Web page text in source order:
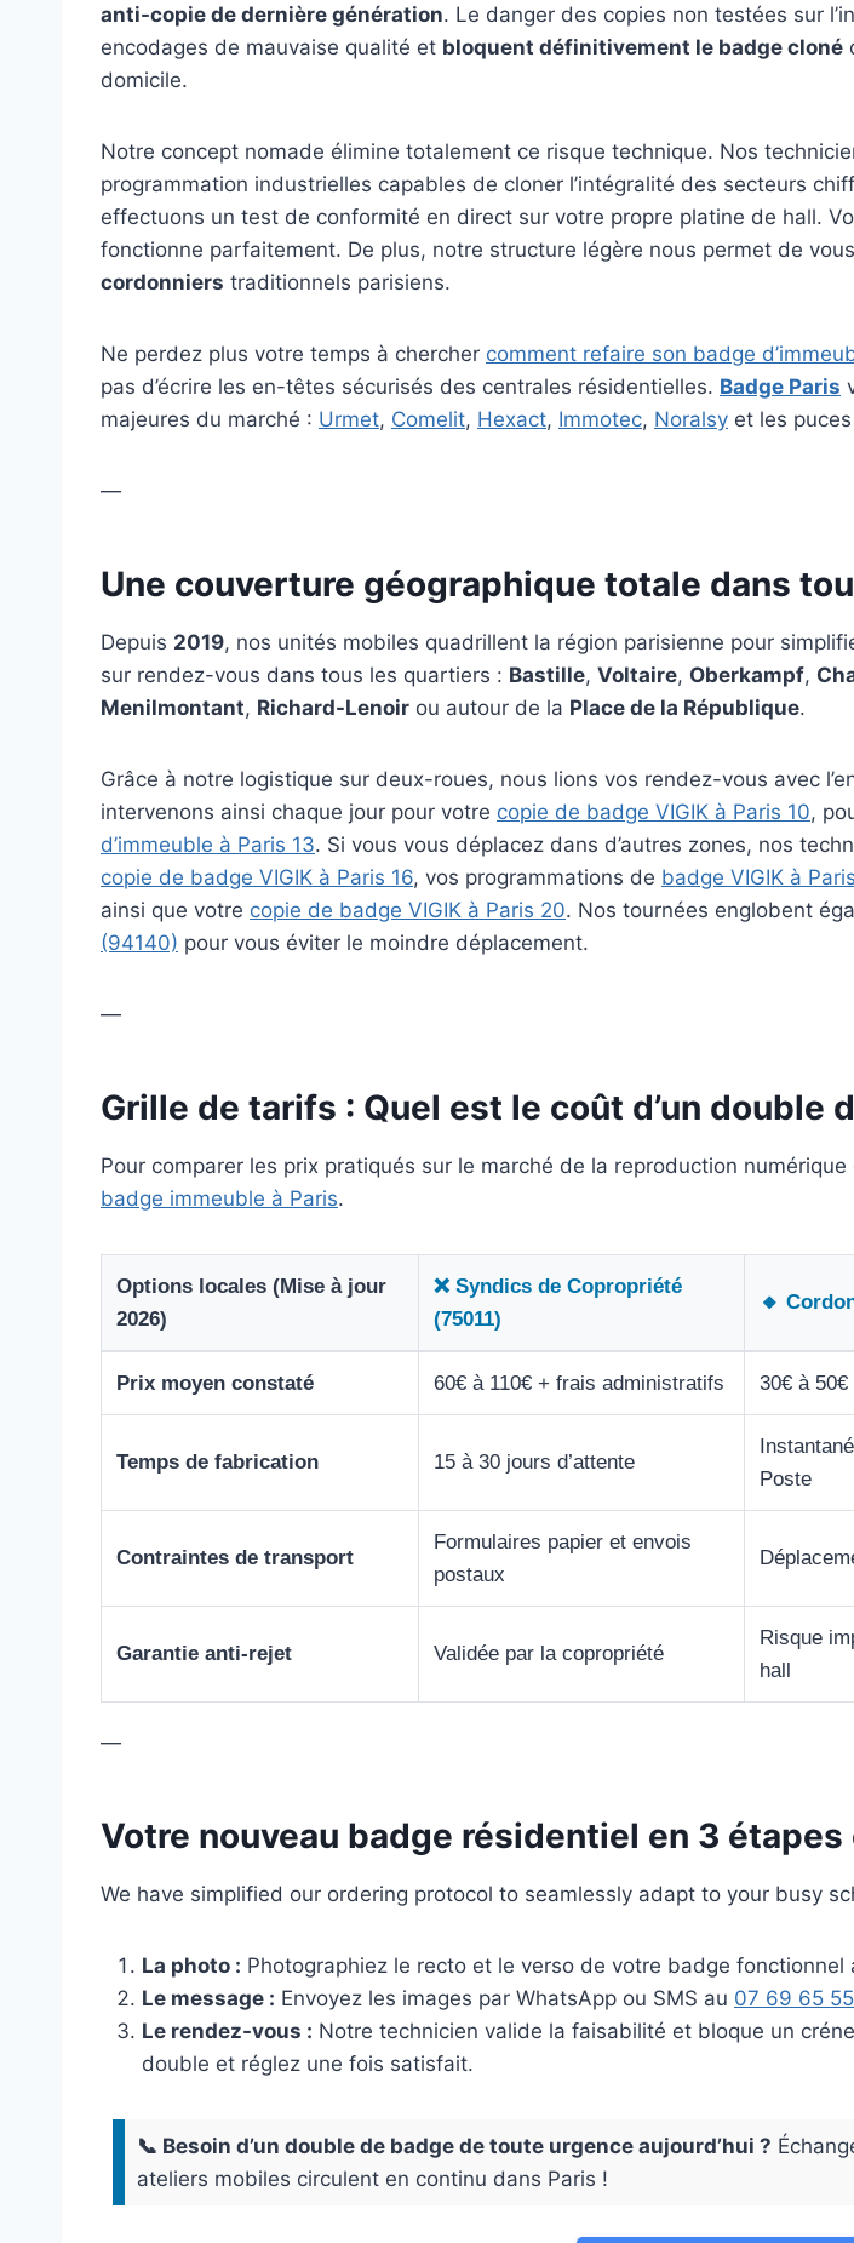
anti-copie de dernière génération. Le danger des copies non testées sur
encodages de mauvaise qualité et bloquent définitivement le badge cloné
domicile.
Notre concept nomade élimine totalement ce risque technique. Nos
programmation industrielles capables de cloner l’intégralité des secteurs
effectuons un test de conformité en direct sur votre propre platine de hall.
fonctionne parfaitement. De plus, notre structure légère nous permet de
cordonniers traditionnels parisiens.
Ne perdez plus votre temps à chercher comment refaire son badge
pas d’écrire les en-têtes sécurisés des centrales résidentielles. Badge Paris
majeures du marché : Urmet, Comelit, Hexact, Immotec, Noralsy et les
—
Une couverture géographique totale dans
Depuis 2019, nos unités mobiles quadrillent la région parisienne pour
sur rendez-vous dans tous les quartiers : Bastille, Voltaire, Oberkampf,
Menilmontant, Richard-Lenoir ou autour de la Place de la République.
Grâce à notre logistique sur deux-roues, nous lions vos rendez-vous avec
intervenons ainsi chaque jour pour votre copie de badge VIGIK à Paris 10,
d’immeuble à Paris 13. Si vous vous déplacez dans d’autres zones, nos
copie de badge VIGIK à Paris 16, vos programmations de badge VIGIK à
ainsi que votre copie de badge VIGIK à Paris 20. Nos tournées englobent
(94140) pour vous éviter le moindre déplacement.
—
Grille de tarifs : Quel est le coût d’un double
Pour comparer les prix pratiqués sur le marché de la reproduction
badge immeuble à Paris.
Options locales (Mise à jour
2026)
❌ Syndics de Copropriété
(75011)
🔸
Prix moyen constaté 60€ à 110€ + frais administratifs 30€ à 50€
Temps de fabrication 15 à 30 jours d’attente
Poste
Contraintes de transport
Formulaires papier et envois
postaux
Garantie anti-rejet Validée par la copropriété
Risque
hall
—
Votre nouveau badge résidentiel en 3 étapes
We have simplified our ordering protocol to seamlessly adapt to your busy
La photo : Photographiez le recto et le verso de votre badge fonctionnel
Le message : Envoyez les images par WhatsApp ou SMS au 07 69 65
Le rendez-vous : Notre technicien valide la faisabilité et bloque un
double et réglez une fois satisfait.
📞 Besoin d’un double de badge de toute urgence aujourd’hui ?
ateliers mobiles circulent en continu dans Paris !